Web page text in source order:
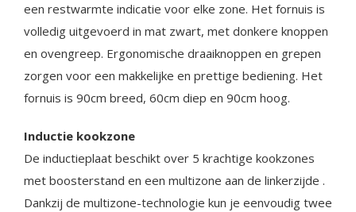
een restwarmte indicatie voor elke zone. Het fornuis is
volledig uitgevoerd in mat zwart, met donkere knoppen
en ovengreep. Ergonomische draaiknoppen en grepen
zorgen voor een makkelijke en prettige bediening. Het
fornuis is 90cm breed, 60cm diep en 90cm hoog.
Inductie kookzone
De inductieplaat beschikt over 5 krachtige kookzones
met boosterstand en een multizone aan de linkerzijde .
Dankzij de multizone-technologie kun je eenvoudig twee